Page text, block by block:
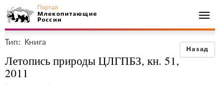
Портал
Млекопитающие
России
Назад
Тип: Книга
Летопись природы ЦЛГПБЗ, кн. 51,
2011